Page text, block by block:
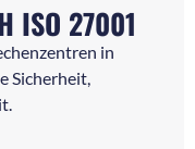
ISO 27001
in
Sicherheit,